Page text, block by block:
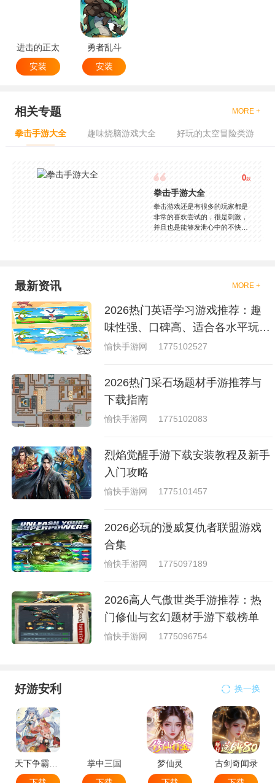
进击的正太
安装
勇者乱斗
安装
相关专题 MORE +
拳击手游大全 趣味烧脑游戏大全 好玩的太空冒险类游
0款
拳击手游大全
拳击游戏还是有很多的玩家都是
非常的喜欢尝试的，很是刺激，
并且也是能够发泄心中的不快
够去进行体验的，我们也是能够
就是收集了一些有意思的拳击游
戏，相信你们一定会喜欢的。
最新资讯 MORE +
2026热门英语学习游戏推荐：趣
味性强、口碑高、适合各水平玩家
的英语游戏合集
愉快手游网 1775102527
2026热门采石场题材手游推荐与
下载指南
愉快手游网 1775102083
烈焰觉醒手游下载安装教程及新手
入门攻略
愉快手游网 1775101457
2026必玩的漫威复仇者联盟游戏
合集
愉快手游网 1775097189
2026高人气傲世类手游推荐：热
门修仙与玄幻题材手游下载榜单
愉快手游网 1775096754
好游安利 换一换
天下争霸三国志
掌中三国
梦仙灵
古剑奇闻录